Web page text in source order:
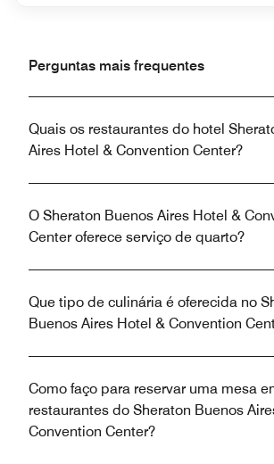
Perguntas mais frequentes
Quais os restaurantes do hotel
Aires Hotel & Convention Center?
O Sheraton Buenos Aires Hotel &
Center oferece serviço de quarto?
Que tipo de culinária é oferecida no
Buenos Aires Hotel & Convention
Como faço para reservar uma mesa
restaurantes do Sheraton Buenos
Convention Center?